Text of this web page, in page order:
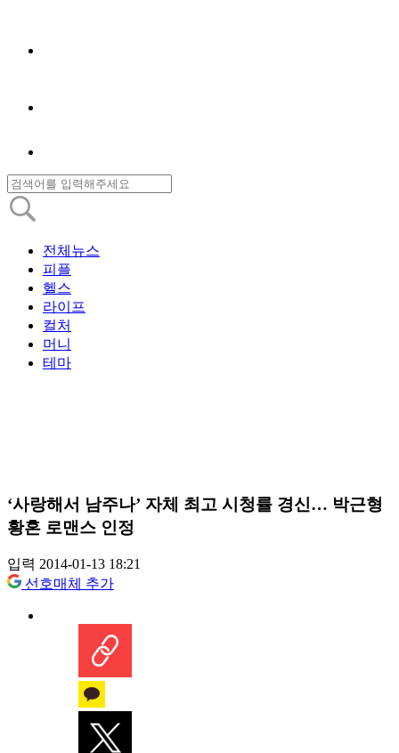
전체뉴스
피플
헬스
라이프
컬처
머니
테마
‘사랑해서 남주나’ 자체 최고 시청률 경신… 박근형
황혼 로맨스 인정
입력 2014-01-13 18:21
선호매체 추가